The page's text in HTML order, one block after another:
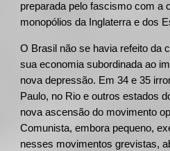
preparada pelo fascismo com a
monopólios da Inglaterra e dos
O Brasil não se havia refeito da
sua economia subordinada ao
nova depressão. Em 34 e 35
Paulo, no Rio e outros estados
nova ascensão do movimento
Comunista, embora pequeno,
nesses movimentos grevistas,